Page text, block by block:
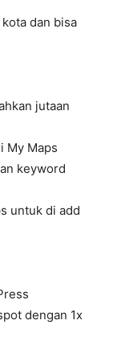
dan bisa
jutaan
My Maps
keyword
untuk di add
dengan 1x